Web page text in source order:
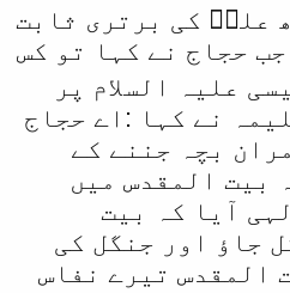
علیؓ کی برتری ثابت
حجاج نے کہا تو کس
علیہ السلام پر
نے کہا :اے حجاج
بچہ جننے کے
بیت المقدس میں
آیا کہ بیت
جاؤ اور جنگل کی
المقدس تیرے نفاس